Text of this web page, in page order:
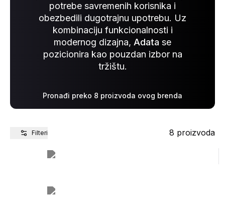
potrebe savremenih korisnika i
obezbedili dugotrajnu upotrebu. Uz
kombinaciju funkcionalnosti i
modernog dizajna, Adata se
pozicionira kao pouzdan izbor na
tržištu.
Pronađi preko 8 proizvoda ovog brenda
Filteri 8 proizvoda